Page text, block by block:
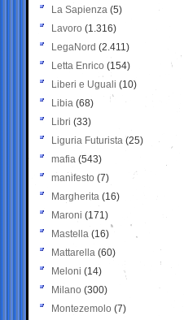
La Sapienza (5)
Lavoro (1.316)
LegaNord (2.411)
Letta Enrico (154)
Liberi e Uguali (10)
Libia (68)
Libri (33)
Liguria Futurista (25)
mafia (543)
manifesto (7)
Margherita (16)
Maroni (171)
Mastella (16)
Mattarella (60)
Meloni (14)
Milano (300)
Montezemolo (7)